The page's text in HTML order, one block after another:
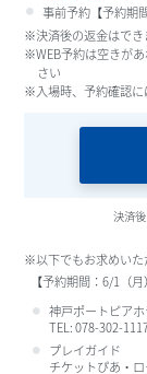
事前予約【予約期
※決済後の返金はでき
※WEB予約は空きが
さい
※入場時、予約確認に
決済
※以下でもお求めいた
【予約期間：6/1（
神戸ポートピア
TEL: 078-302-
プレイガイド
チケットぴあ ・